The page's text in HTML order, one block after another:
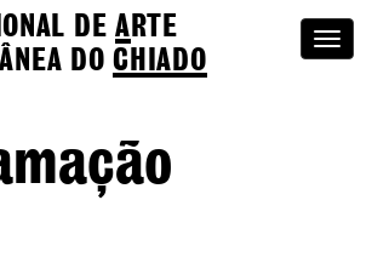
DEA RTE
DOCHIADO